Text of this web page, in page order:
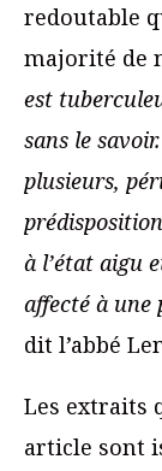
redoutable
majorité de
est
sans le
plusieurs,
à l’état aigu
affecté à une
dit l’abbé
Les extraits
article sont